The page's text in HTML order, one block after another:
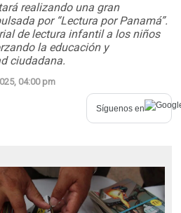
realizando una gran
por “Lectura por Panamá”.
de lectura infantil a los niños
la educación y
ciudadana.
04:00 pm
Síguenos en